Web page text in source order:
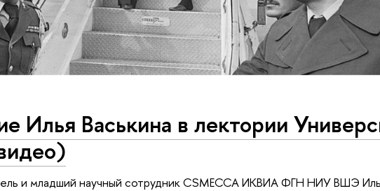
Илья Васькина в лектории
и младший научный сотрудник CSMECCA ИКВИА ФГН НИУ ВШЭ